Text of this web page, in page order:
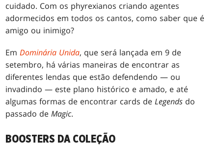
cuidado. Com os phyrexianos criando agentes
adormecidos em todos os cantos, como saber que é
amigo ou inimigo?
EmDominária Unida, que será lançada em 9 de
setembro, há várias maneiras de encontrar as
diferentes lendas que estão defendendo — ou
invadindo — este plano histórico e amado, e até
algumas formas de encontrar cards deLegends do
passado deMagic.
BOOSTERS DA COLEÇÃO